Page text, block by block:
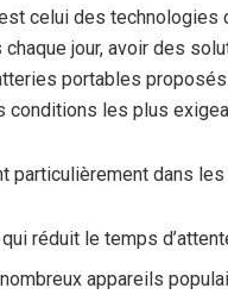
celui des technologies
jour, avoir des
portables
conditions les plus
particulièrement dans
qui réduit le temps
appareils